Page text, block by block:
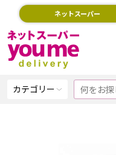
ネットスーパー
カテゴリー